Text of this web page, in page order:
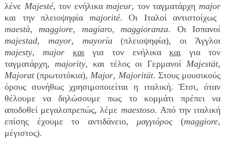
λένε Majesté, τον ενήλικα majeur, τον ταγματάρχη major
και την πλειοψηφία majorité. Οι Ιταλοί αντιστοίχως
maestà, maggiore, magiaro, maggioranza. Οι Ισπανοί
majestad, mayor, mayoría(πλειοψηφία), οι Άγγλοι
majesty, major και για τον ενήλικακαι για τον
ταγματάρχη, majority, και τέλος οι Γερμανοί Majestät,
Majorat(πρωτοτόκια), Major, Majorität. Στους μουσικούς
όρους συνήθως χρησιμοποιείται η ιταλική. Έτσι, όταν
θέλουμε να δηλώσουμε πως το κομμάτι πρέπει να
αποδοθεί μεγαλοπρεπώς, λέμε maestoso. Από την ιταλική
επίσης έχουμε το αντιδάνειο, μαγγιόρος(maggiore,
μέγιστος).